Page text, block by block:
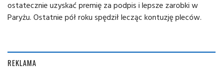
ostatecznie uzyskać premię za podpis i lepsze zarobki w
Paryżu. Ostatnie pół roku spędził lecząc kontuzję pleców.
REKLAMA